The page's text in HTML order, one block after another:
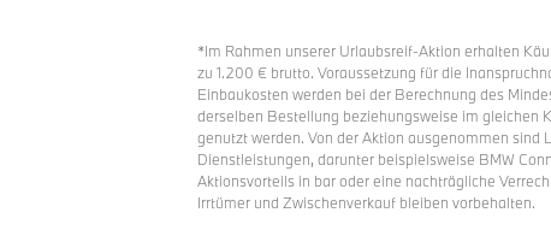
*Im Rahmen unserer Urlaubsreif-Aktion erhalten
zu 1.200 € brutto. Voraussetzung für die
Einbaukosten werden bei der Berechnung des
derselben Bestellung beziehungsweise im gleichen
genutzt werden. Von der Aktion ausgenommen sind
Dienstleistungen, darunter beispielsweise BMW
Aktionsvorteils in bar oder eine nachträgliche
Irrtümer und Zwischenverkauf bleiben vorbehalten.